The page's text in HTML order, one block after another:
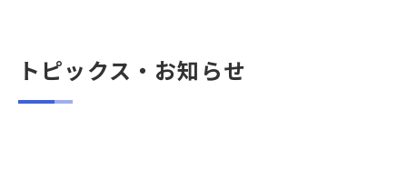
トピックス・お知らせ